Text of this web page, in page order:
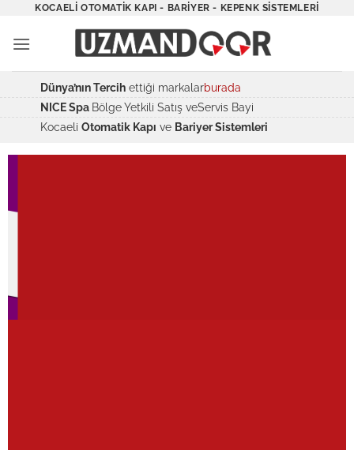
İçeriğeKOCAELI OTOMATIK KAPI - BARIYER - KEPENK SISTEMLERI
Dünya’nın Tercih ettiği markalarburada
NICE Spa Bölge Yetkili Satış veServis Bayi
Kocaeli Otomatik Kapı ve Bariyer Sistemleri